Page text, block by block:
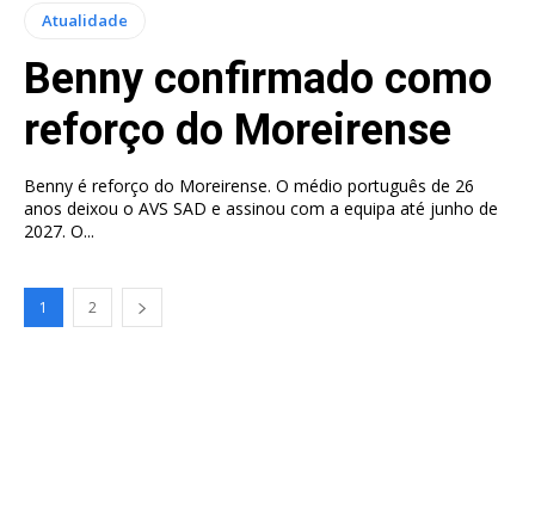
Atualidade
Benny confirmado como
reforço do Moreirense
Benny é reforço do Moreirense. O médio português de 26
anos deixou o AVS SAD e assinou com a equipa até junho de
2027. O...
1 2